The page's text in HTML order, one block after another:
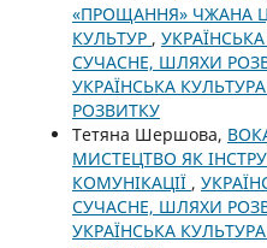
«ПРОЩАННЯ» ЧЖАНА
КУЛЬТУР ,
СУЧАСНЕ, ШЛЯХИ
УКРАЇНСЬКА
РОЗВИТКУ
Тетяна Шершова,
МИСТЕЦТВО ЯК
КОМУНІКАЦІЇ ,
СУЧАСНЕ, ШЛЯХИ
УКРАЇНСЬКА